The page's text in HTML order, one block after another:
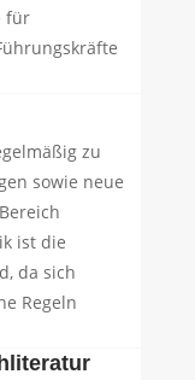
für
zu
sowie neue
ist die
da sich
Regeln